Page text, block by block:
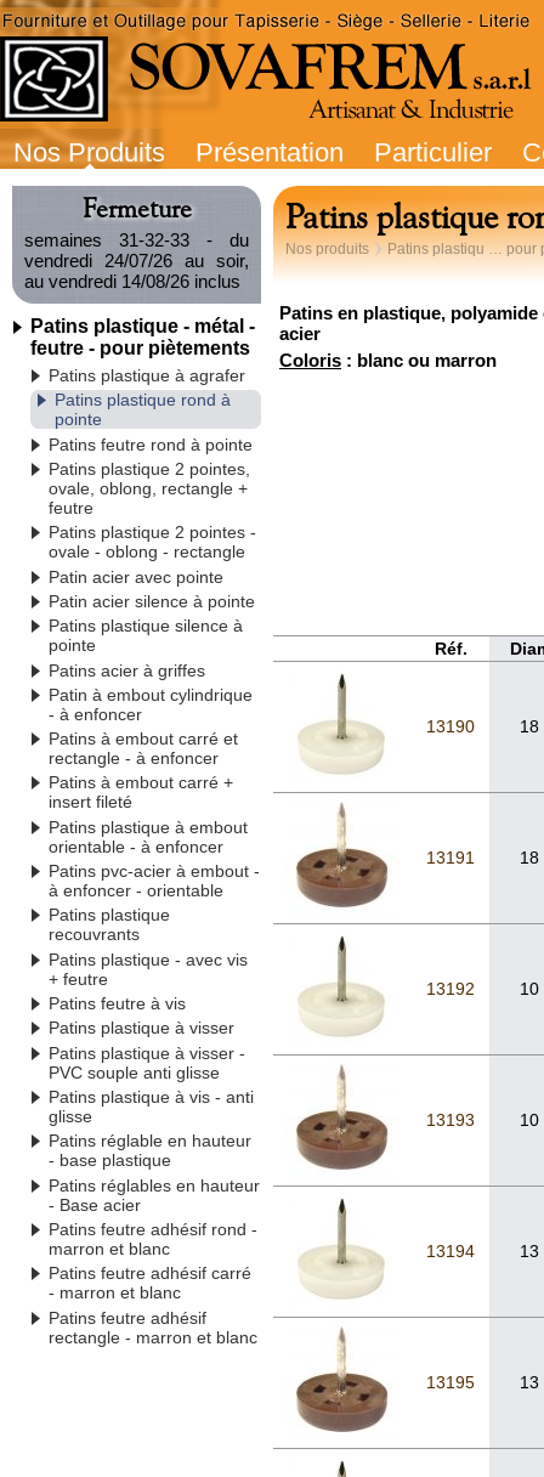
Nos Produits Présentation Particulier
Fermeture
semaines 31-32-33 - du
vendredi 24/07/26 au soir,
au vendredi 14/08/26 inclus
Patins plastique - métal -
feutre - pour piètements
Patins plastique à agrafer
Patins plastique rond à
pointe
Patins feutre rond à pointe
Patins plastique 2 pointes,
ovale, oblong, rectangle +
feutre
Patins plastique 2 pointes -
ovale - oblong - rectangle
Patin acier avec pointe
Patin acier silence à pointe
Patins plastique silence à
pointe
Patins acier à griffes
Patin à embout cylindrique
- à enfoncer
Patins à embout carré et
rectangle - à enfoncer
Patins à embout carré +
insert fileté
Patins plastique à embout
orientable - à enfoncer
Patins pvc-acier à embout -
à enfoncer - orientable
Patins plastique
recouvrants
Patins plastique - avec vis
+ feutre
Patins feutre à vis
Patins plastique à visser
Patins plastique à visser -
PVC souple anti glisse
Patins plastique à vis - anti
glisse
Patins réglable en hauteur
- base plastique
Patins réglables en hauteur
- Base acier
Patins feutre adhésif rond -
marron et blanc
Patins feutre adhésif carré
- marron et blanc
Patins feutre adhésif
rectangle - marron et blanc
Patins plastique
Nos produits Patins plastiqu … pour
Patins en plastique,
acier
Coloris : blanc ou marron
Réf.
13190 18
13191 18
13192 10
13193 10
13194 13
13195 13